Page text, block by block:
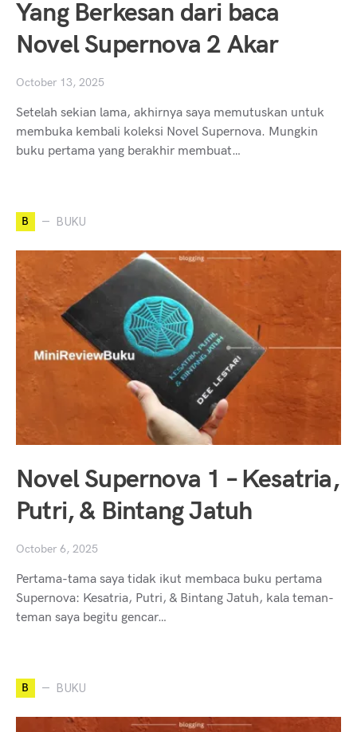
Yang Berkesan dari baca
Novel Supernova 2 Akar
October 13, 2025
Setelah sekian lama, akhirnya saya memutuskan untuk
membuka kembali koleksi Novel Supernova. Mungkin
buku pertama yang berakhir membuat…
B BUKU
Novel Supernova 1 – Kesatria,
Putri, & Bintang Jatuh
October 6, 2025
Pertama-tama saya tidak ikut membaca buku pertama
Supernova: Kesatria, Putri, & Bintang Jatuh, kala teman-
teman saya begitu gencar…
B BUKU